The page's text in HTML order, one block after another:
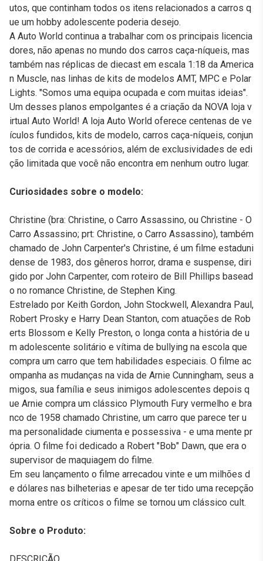
utos, que continham todos os itens relacionados a carros q
ue um hobby adolescente poderia desejo.
A Auto World continua a trabalhar com os principais licencia
dores, não apenas no mundo dos carros caça-níqueis, mas
também nas réplicas de diecast em escala 1:18 da America
n Muscle, nas linhas de kits de modelos AMT, MPC e Polar
Lights. "Somos uma equipa ocupada e com muitas ideias".
Um desses planos empolgantes é a criação da NOVA loja v
irtual Auto World! A loja Auto World oferece centenas de ve
ículos fundidos, kits de modelo, carros caça-níqueis, conjun
tos de corrida e acessórios, além de exclusividades de edi
ção limitada que você não encontra em nenhum outro lugar.
Curiosidades sobre o modelo:
Christine (bra: Christine, o Carro Assassino, ou Christine - O
Carro Assassino; prt: Christine, o Carro Assassino), também
chamado de John Carpenter's Christine, é um filme estaduni
dense de 1983, dos gêneros horror, drama e suspense, diri
gido por John Carpenter, com roteiro de Bill Phillips basead
o no romance Christine, de Stephen King.
Estrelado por Keith Gordon, John Stockwell, Alexandra Paul,
Robert Prosky e Harry Dean Stanton, com atuações de Rob
erts Blossom e Kelly Preston, o longa conta a história de u
m adolescente solitário e vítima de bullying na escola que
compra um carro que tem habilidades especiais. O filme ac
ompanha as mudanças na vida de Arnie Cunningham, seus a
migos, sua família e seus inimigos adolescentes depois q
ue Arnie compra um clássico Plymouth Fury vermelho e bra
nco de 1958 chamado Christine, um carro que parece ter u
ma personalidade ciumenta e possessiva - e uma mente pr
ópria. O filme foi dedicado a Robert "Bob" Dawn, que era o
supervisor de maquiagem do filme.
Em seu lançamento o filme arrecadou vinte e um milhões d
e dólares nas bilheterias e apesar de ter tido uma recepção
morna entre os críticos o filme se tornou um clássico cult.
Sobre o Produto: